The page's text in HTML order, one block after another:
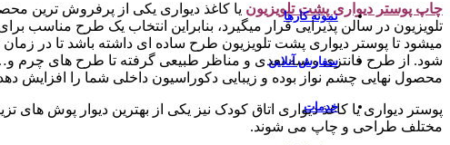
نمونه کارها
سفارش آنلاین
خدمات
چاپ پوستر دیواری پشت تلویزیون یا کاغذ دیواری یکی از پرفروش ترین
تلویزیون در سالن پذیرایی قرار میگیرد، بنابراین انتخاب یک طرح مناسب
میشود تا پوستر دیواری پشت تلویزیون طرح ساده ای داشته باشد تا در
شود. از طرح فانتزی و سه بعدی و مناظر طبیعی گرفته تا طرح های چرم
محصول نهایی چشم نواز بوده و زیبایی دکوراسیون داخلی شما را افزایش
پوستر دیواری یا کاغذ دیواری اتاق کودک نیز یکی از بهترین دیوار پوش های
مختلف طراحی و چاپ می شوند.